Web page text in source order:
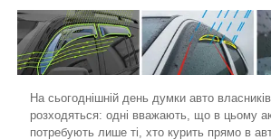
На сьогоднішній день думки авто
розходяться: одні вважають, що в цьому
потребують лише ті, хто курить прямо в